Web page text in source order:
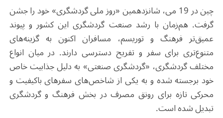
چین در 19 می، شانزدهمین «روز ملی گردشگری» خود را جشن
گرفت. هم‌زمان با رشد صنعت گردشگری این کشور و پیوند
عمیق‌تر فرهنگ و توریسم، مسافران اکنون به گزینه‌های
متنوع‌تری برای سفر و تفریح دسترسی دارند. در میان انواع
مختلف گردشگری، «گردشگری صنعتی» به دلیل جذابیت خاص
خود برجسته شده و به یکی از شاخص‌های سفرهای باکیفیت و
محرکی تازه برای رونق مصرف در بخش فرهنگ و گردشگری
تبدیل شده است.